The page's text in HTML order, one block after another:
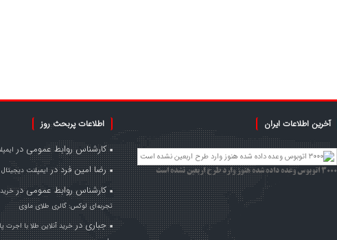
آخرین اطلاعات ایران
۳۰۰۰ اتوبوس وعده داده شده هنوز وارد طرح اربعین نشده است
اطلاعات پربحث روز
کارشناس روابط عمومی در
رضا امین فرددرایمپلنت
کارشناس روابط عمومیدر
تجربه‌ای لوکس: گالری طلای ماوی
جباریدرخرید آنلاین طلا با